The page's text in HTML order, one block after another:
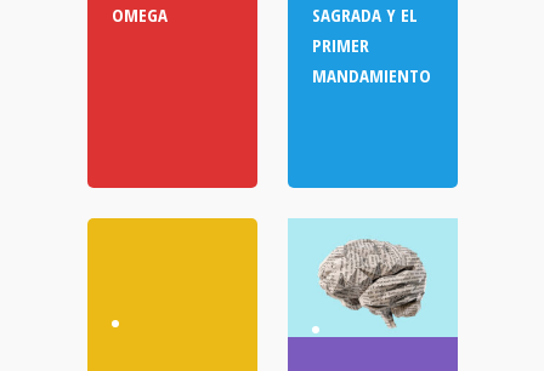
OMEGA
SAGRADA Y EL
PRIMER
MANDAMIENTO